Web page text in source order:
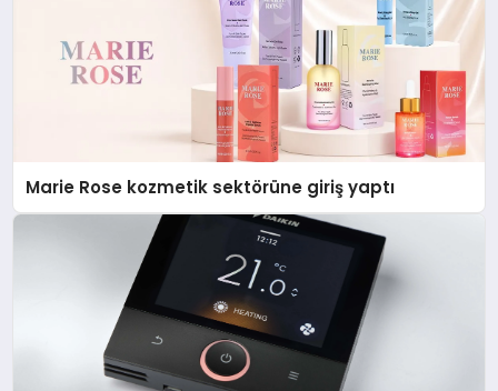
Marie Rose kozmetik sektörüne giriş yaptı